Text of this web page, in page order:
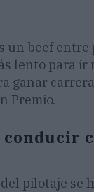
un beef
lento para
ganar
Premio.
pilotaje